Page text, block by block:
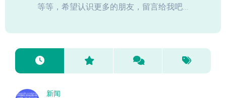
等等，希望认识更多的朋友，留言给我吧...
新闻